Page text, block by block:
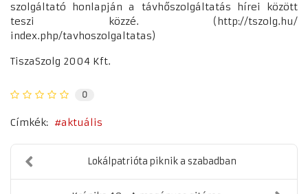
szolgáltató honlapján a távhőszolgáltatás hírei között
teszi közzé. (http://tszolg.hu/
index.php/tavhoszolgaltatas)
TiszaSzolg 2004 Kft.
0
Címkék: aktuális
Lokálpatrióta piknik a szabadban